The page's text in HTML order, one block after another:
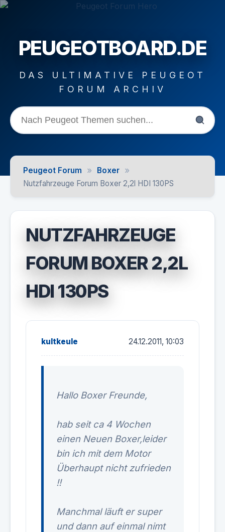
PEUGEOTBOARD.DE
DAS ULTIMATIVE PEUGEOT
FORUM ARCHIV
Peugeot Forum » Boxer »
Nutzfahrzeuge Forum Boxer 2,2l HDI 130PS
NUTZFAHRZEUGE
FORUM BOXER 2,2L
HDI 130PS
kultkeule 24.12.2011, 10:03
Hallo Boxer Freunde,
hab seit ca 4 Wochen
einen Neuen Boxer,leider
bin ich mit dem Motor
Überhaupt nicht zufrieden
!!
Manchmal läuft er super
und dann auf einmal nimt